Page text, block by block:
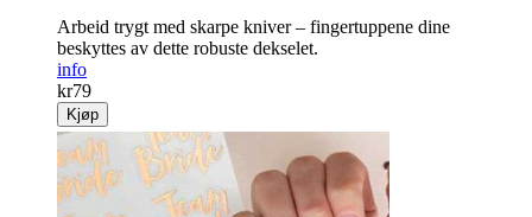
Arbeid trygt med skarpe kniver – fingertuppene dine
beskyttes av dette robuste dekselet.
info
kr79
Kjøp